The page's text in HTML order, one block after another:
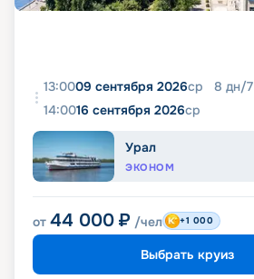
13:0009 сентября 2026ср 8 дн/7
14:0016 сентября 2026ср
Урал
ЭКОНОМ
от 44 000 ₽ /чел +1 000
Выбрать круиз